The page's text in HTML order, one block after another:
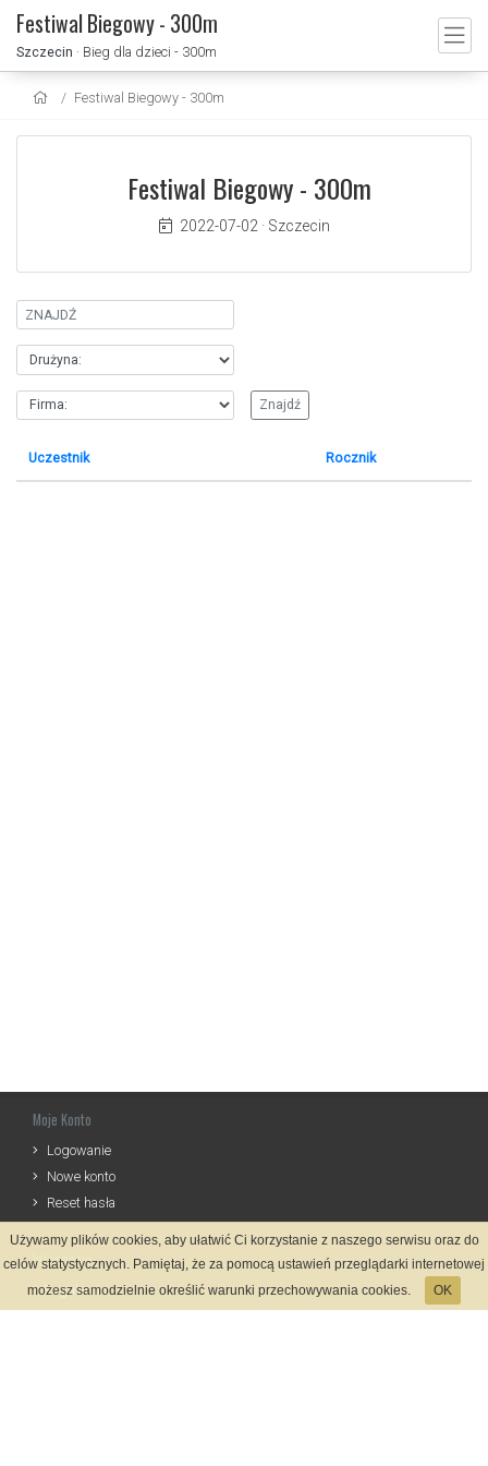
Festiwal Biegowy - 300m
Szczecin · Bieg dla dzieci - 300m
Festiwal Biegowy - 300m
Festiwal Biegowy - 300m
2022-07-02 · Szczecin
Uczestnik Rocznik
Moje Konto
Logowanie
Nowe konto
Reset hasła
Informacje
Regulamin
Używamy plików cookies, aby ułatwić Ci korzystanie z naszego serwisu oraz do
celów statystycznych. Pamiętaj, że za pomocą ustawień przeglądarki internetowej
możesz samodzielnie określić warunki przechowywania cookies.
OK